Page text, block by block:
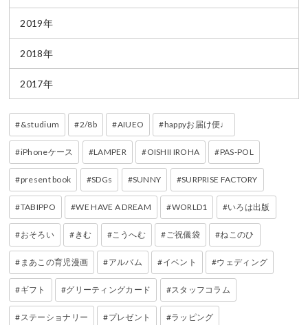
2019年
2018年
2017年
&studium 2/8b AIUEO happyお届け便♩
iPhoneケース LAMPER OISHII IROHA PAS-POL
present book SDGs SUNNY SURPRISE FACTORY
TABIPPO WE HAVE A DREAM WORLD1 いろは出版
おそろい きむ こうへむ ご祝儀袋 ねこのひ
まあこの育児漫画 アルバム イベント ウェディング
ギフト グリーティングカード スタッフコラム
ステーショナリー プレゼント ラッピング